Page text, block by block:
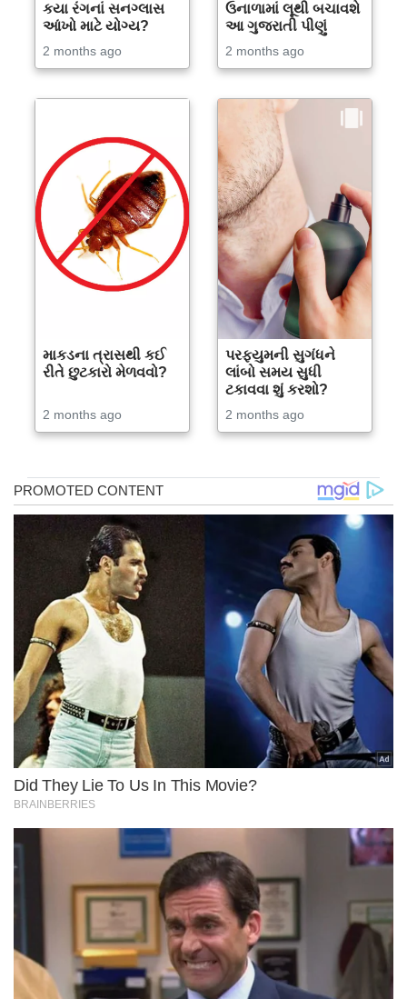
કયા રંગનાં સનગ્લાસ
આંખો માટે યોગ્ય?
2 months ago
ઉનાળામાં લૂથી બચાવશે
આ ગુજરાતી પીણું
2 months ago
માકડના ત્રાસથી કઈ
રીતે છુટકારો મેળવવો?
2 months ago
પરફ્યુમની સુગંધને
લાંબો સમય સુધી
ટકાવવા શું કરશો?
2 months ago